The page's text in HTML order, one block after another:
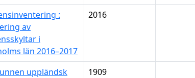
:
av
i
län 2016–2017
2016
uppländsk
1909